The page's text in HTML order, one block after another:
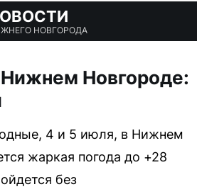
НОВГОРОДА
Новгороде:
4 и 5 июля, в Нижнем
жаркая погода до +28
без